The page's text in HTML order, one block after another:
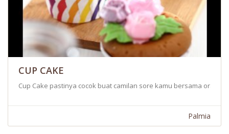
CUP CAKE
Cup Cake pastinya cocok buat camilan sore kamu bersama orang
Palmia